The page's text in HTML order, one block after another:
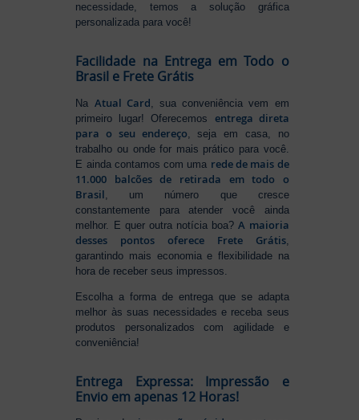
necessidade, temos a solução gráfica
personalizada para você!
Facilidade na Entrega em Todo o
Brasil e Frete Grátis
Na Atual Card , sua conveniência vem em
primeiro lugar! Oferecemos entrega direta
para o seu endereço , seja em casa, no
trabalho ou onde for mais prático para você.
E ainda contamos com uma rede de mais de
11.000 balcões de retirada em todo o
Brasil , um número que cresce
constantemente para atender você ainda
melhor. E quer outra notícia boa?A maioria
desses pontos oferece Frete Grátis,
garantindo mais economia e flexibilidade na
hora de receber seus impressos.
Escolha a forma de entrega que se adapta
melhor às suas necessidades e receba seus
produtos personalizados com agilidade e
conveniência!
Entrega Expressa: Impressão e
Envio em apenas 12 Horas!